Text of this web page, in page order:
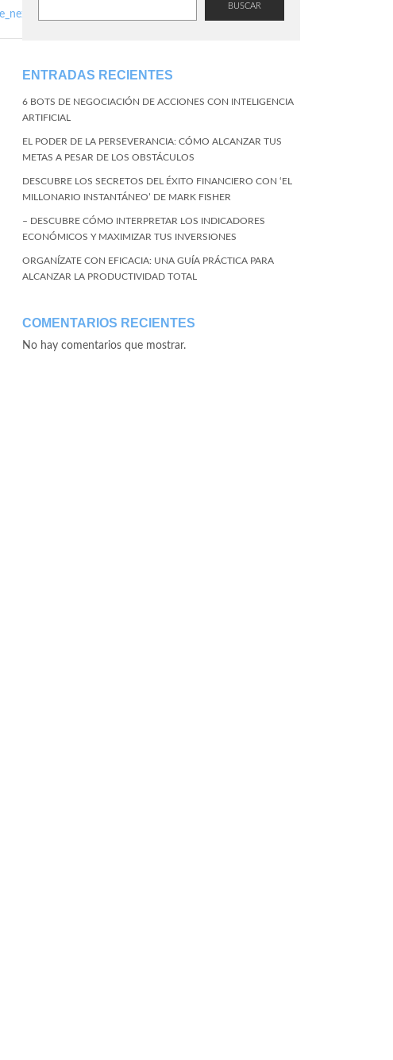
BUSCAR
ENTRADAS RECIENTES
6 BOTS DE NEGOCIACIÓN DE ACCIONES CON INTELIGENCIA
ARTIFICIAL
EL PODER DE LA PERSEVERANCIA: CÓMO ALCANZAR TUS
METAS A PESAR DE LOS OBSTÁCULOS
DESCUBRE LOS SECRETOS DEL ÉXITO FINANCIERO CON ‘EL
MILLONARIO INSTANTÁNEO’ DE MARK FISHER
– DESCUBRE CÓMO INTERPRETAR LOS INDICADORES
ECONÓMICOS Y MAXIMIZAR TUS INVERSIONES
ORGANÍZATE CON EFICACIA: UNA GUÍA PRÁCTICA PARA
ALCANZAR LA PRODUCTIVIDAD TOTAL
COMENTARIOS RECIENTES
No hay comentarios que mostrar.